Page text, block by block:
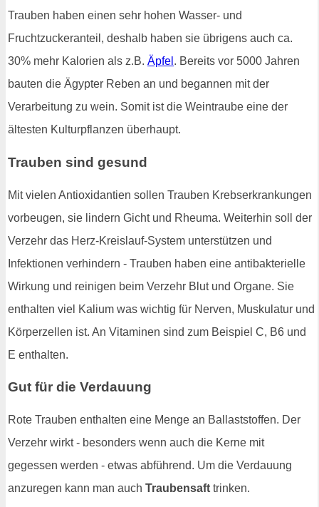
Trauben haben einen sehr hohen Wasser- und
Fruchtzuckeranteil, deshalb haben sie übrigens auch ca.
30% mehr Kalorien als z.B. Äpfel . Bereits vor 5000 Jahren
bauten die Ägypter Reben an und begannen mit der
Verarbeitung zu wein. Somit ist die Weintraube eine der
ältesten Kulturpflanzen überhaupt.
Trauben sind gesund
Mit vielen Antioxidantien sollen Trauben Krebserkrankungen
vorbeugen, sie lindern Gicht und Rheuma. Weiterhin soll der
Verzehr das Herz-Kreislauf-System unterstützen und
Infektionen verhindern - Trauben haben eine antibakterielle
Wirkung und reinigen beim Verzehr Blut und Organe. Sie
enthalten viel Kalium was wichtig für Nerven, Muskulatur und
Körperzellen ist. An Vitaminen sind zum Beispiel C, B6 und
E enthalten.
Gut für die Verdauung
Rote Trauben enthalten eine Menge an Ballaststoffen. Der
Verzehr wirkt - besonders wenn auch die Kerne mit
gegessen werden - etwas abführend. Um die Verdauung
anzuregen kann man auch Traubensaft trinken.